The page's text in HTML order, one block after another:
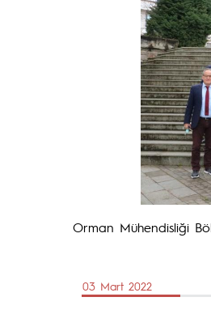
Orman Mühendisliği
03 Mart 2022